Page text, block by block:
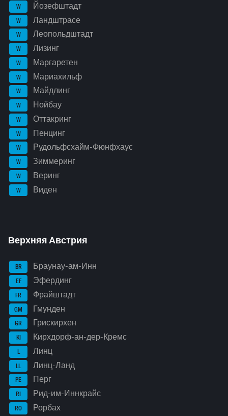
W Йозефштадт
W Ландштрасе
W Леопольдштадт
W Лизинг
W Маргаретен
W Мариахильф
W Майдлинг
W Нойбау
W Оттакринг
W Пенцинг
W Рудольфсхайм-Фюнфхаус
W Зиммеринг
W Веринг
W Виден
Верхняя Австрия
BR Браунау-ам-Инн
EF Эфердинг
FR Фрайштадт
GM Гмунден
GR Грискирхен
KI Кирхдорф-ан-дер-Кремс
L Линц
LL Линц-Ланд
PE Перг
RI Рид-им-Иннкрайс
RO Рорбах